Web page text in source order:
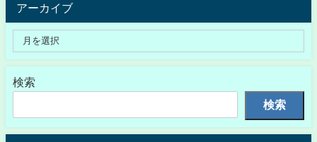
アーカイブ
検索
検索